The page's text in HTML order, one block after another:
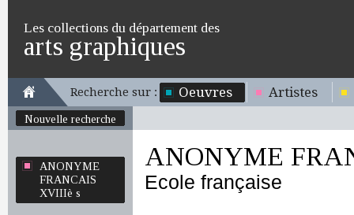
Les collections du département des
arts graphiques
Recherche sur : Oeuvres Artistes
Nouvelle recherche
ANONYME
FRANCAIS
XVIIIè s
ANONYME
Ecole française